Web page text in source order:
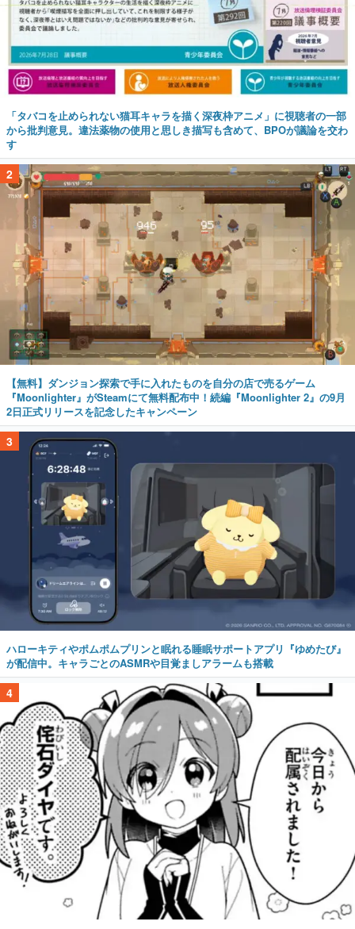
「タバコを止められない猫耳キャラを描く深夜枠アニメ」に視聴者の一部
から批判意見。違法薬物の使用と思しき描写も含めて、BPOが議論を交わ
す
2
【無料】ダンジョン探索で手に入れたものを自分の店で売るゲーム
『Moonlighter』がSteamにて無料配布中！続編『Moonlighter 2』の9月
2日正式リリースを記念したキャンペーン
3
ハローキティやポムポムプリンと眠れる睡眠サポートアプリ『ゆめたび』
が配信中。キャラごとのASMRや目覚ましアラームも搭載
4